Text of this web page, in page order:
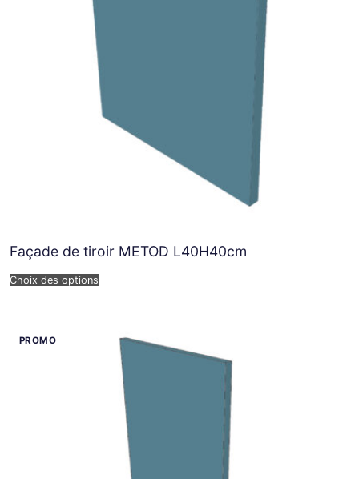
Façade de tiroir METOD L40H40cm
Choix des options